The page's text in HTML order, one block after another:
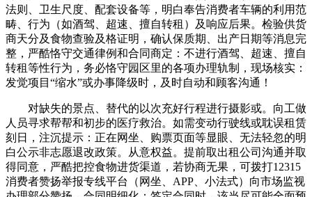
法则、卫生尺度、配套设备等，明白奉告消费者车辆的利用范
畴、行为（如酒驾、超速、擅自转租）及响应后果。检验供货
商天分及食物查验及格证明，确认保质期、出产日期等消息完
整，严酷恪守交通律例和合同商定：不进行酒驾、超速、擅自
转租等性行为，务必恪守园区里的各项办理轨制，现场核实：
发觉项目“缩水”或办事降级时，及时自动和顾客沟通！
对缺失的景点、替代的以次充好行程进行摄影或。向工做
人员寻求帮帮和初步的医疗救治。如需变动行驶线或耽误租赁
刻日，注沉提示：正在网坐、购票页面等显眼、无法轻忽的明
白公示非志愿退改政策。从意权益。提前取出租公司沟通并取
得同意，严酷把控食物进货渠道，若协商无果，可拨打12315
消费者赞扬举报专线平台（网坐、APP、小法式）向市场监视